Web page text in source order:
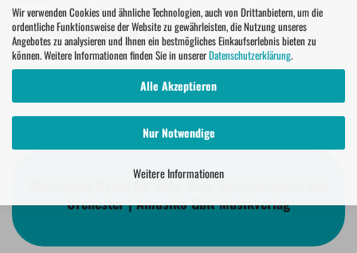
Wir verwenden Cookies und ähnliche Technologien, auch von Drittanbietern, um die
ordentliche Funktionsweise der Website zu gewährleisten, die Nutzung unseres
Angebotes zu analysieren und Ihnen ein bestmögliches Einkaufserlebnis bieten zu
können. Weitere Informationen finden Sie in unsererDatenschutzerklärung.
Alle Akzeptieren
Nur Notwendige
Weitere Informationen
71101 Schönaich
info@russ-musikverlag.de
Akkordeon Noten für Solo, Duo, Kammermusik und
Orchester | Amusiko GbR Musikverlag